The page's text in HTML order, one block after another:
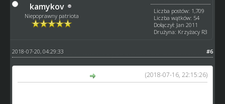
kamykov
Niepoprawny patriota
Liczba postów: 1,709
Liczba wątków: 54
Dołączył: Jan 2011
Drużyna: Krzyżacy R3
#6
2018-07-20, 04:29:33
(2018-07-16, 22:15:26)